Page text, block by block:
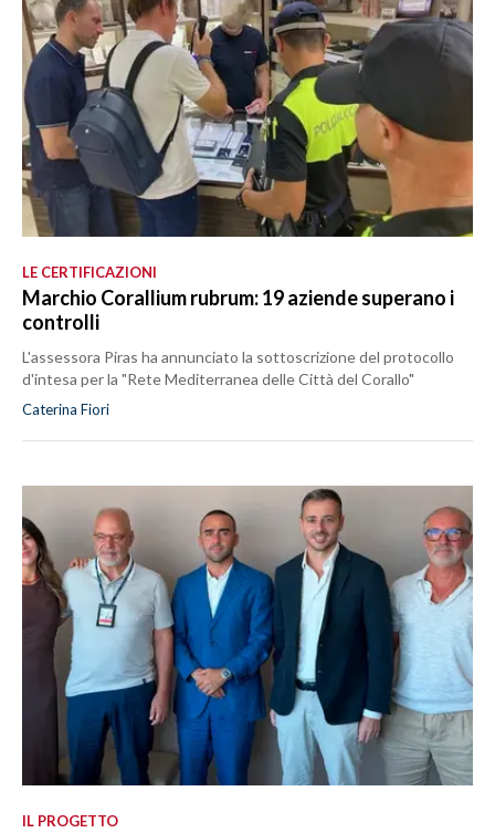
LE CERTIFICAZIONI
Marchio Corallium rubrum: 19 aziende superano i
controlli
L'assessora Piras ha annunciato la sottoscrizione del protocollo
d'intesa per la "Rete Mediterranea delle Città del Corallo"
Caterina Fiori
IL PROGETTO